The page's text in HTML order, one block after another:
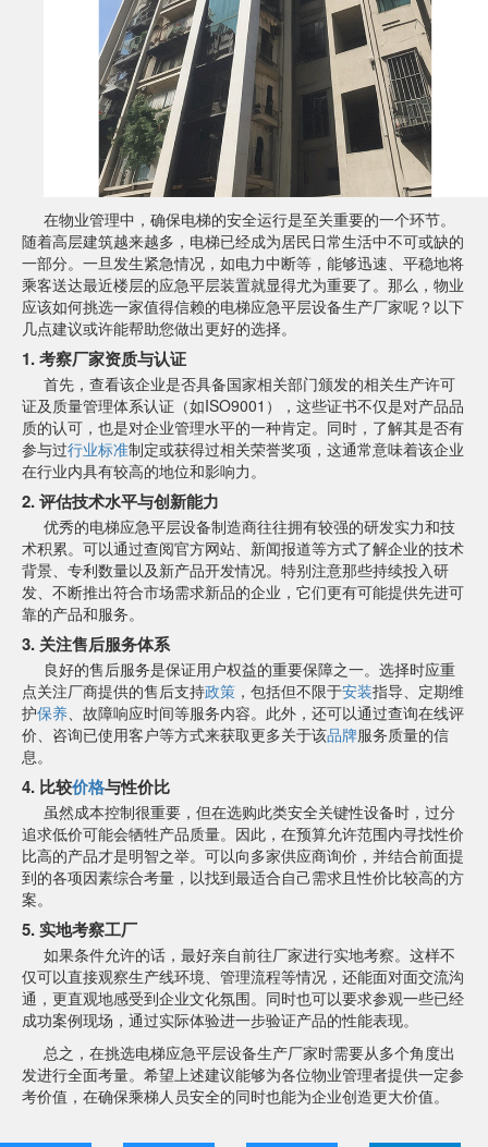
在物业管理中，确保电梯的安全运行是至关重要的一个环节。
随着高层建筑越来越多，电梯已经成为居民日常生活中不可或缺的
一部分。一旦发生紧急情况，如电力中断等，能够迅速、平稳地将
乘客送达最近楼层的应急平层装置就显得尤为重要了。那么，物业
应该如何挑选一家值得信赖的电梯应急平层设备生产厂家呢？以下
几点建议或许能帮助您做出更好的选择。
1. 考察厂家资质与认证
首先，查看该企业是否具备国家相关部门颁发的相关生产许可
证及质量管理体系认证（如ISO9001），这些证书不仅是对产品品
质的认可，也是对企业管理水平的一种肯定。同时，了解其是否有
参与过行业标准制定或获得过相关荣誉奖项，这通常意味着该企业
在行业内具有较高的地位和影响力。
2. 评估技术水平与创新能力
优秀的电梯应急平层设备制造商往往拥有较强的研发实力和技
术积累。可以通过查阅官方网站、新闻报道等方式了解企业的技术
背景、专利数量以及新产品开发情况。特别注意那些持续投入研
发、不断推出符合市场需求新品的企业，它们更有可能提供先进可
靠的产品和服务。
3. 关注售后服务体系
良好的售后服务是保证用户权益的重要保障之一。选择时应重
点关注厂商提供的售后支持政策 ，包括但不限于安装指导、定期维
护保养、故障响应时间等服务内容。此外，还可以通过查询在线评
价、咨询已使用客户等方式来获取更多关于该品牌服务质量的信
息。
4. 比较价格与性价比
虽然成本控制很重要，但在选购此类安全关键性设备时，过分
追求低价可能会牺牲产品质量。因此，在预算允许范围内寻找性价
比高的产品才是明智之举。可以向多家供应商询价，并结合前面提
到的各项因素综合考量，以找到最适合自己需求且性价比较高的方
案。
5. 实地考察工厂
如果条件允许的话，最好亲自前往厂家进行实地考察。这样不
仅可以直接观察生产线环境、管理流程等情况，还能面对面交流沟
通，更直观地感受到企业文化氛围。同时也可以要求参观一些已经
成功案例现场，通过实际体验进一步验证产品的性能表现。
总之，在挑选电梯应急平层设备生产厂家时需要从多个角度出
发进行全面考量。希望上述建议能够为各位物业管理者提供一定参
考价值，在确保乘梯人员安全的同时也能为企业创造更大价值。